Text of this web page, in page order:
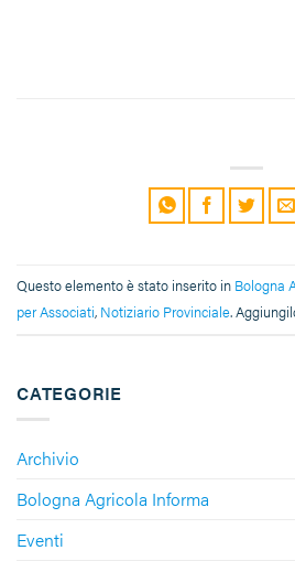
CATEGORIE
Archivio
Bologna Agricola Informa
Eventi
Questo elemento è stato inserito in Bologna
per Associati, Notiziario Provinciale.